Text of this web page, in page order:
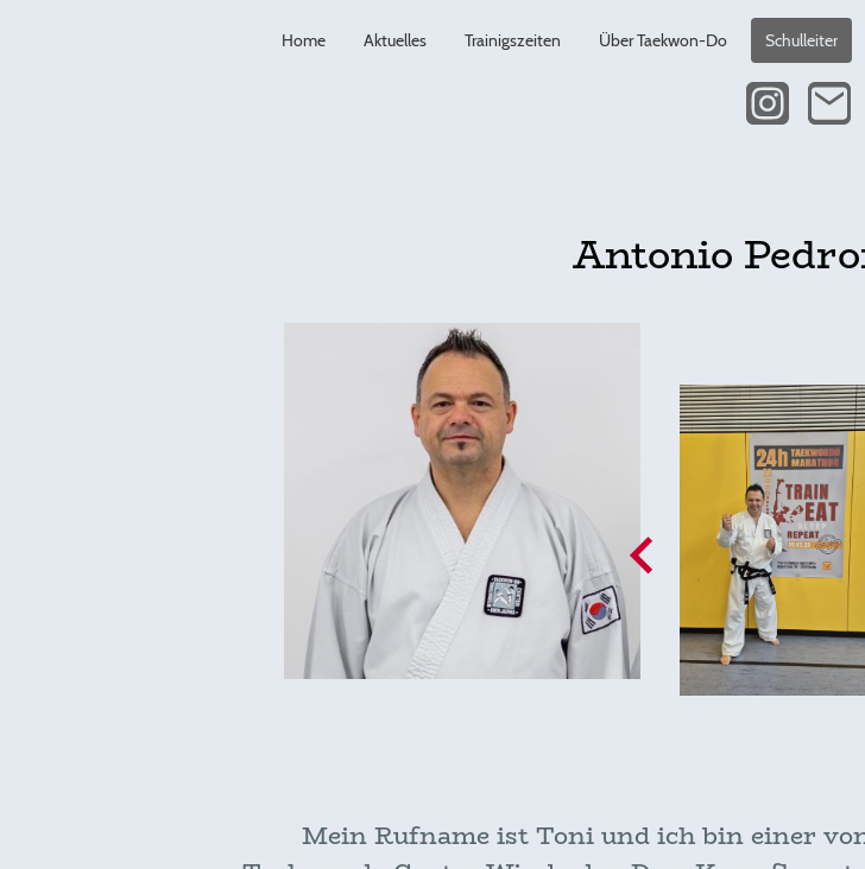
Home Aktuelles Trainigszeiten Über Taekwon-Do Schulleiter
Antonio
Mein Rufname ist Toni und ich bin einer